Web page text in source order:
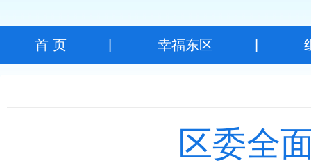
首 页| 幸福东区
区委全